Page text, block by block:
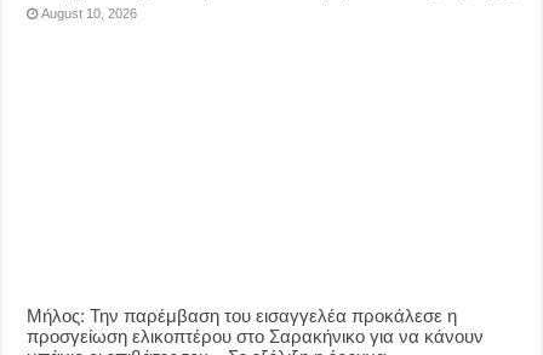
August 10, 2026
Μήλος: Την παρέμβαση του εισαγγελέα προκάλεσε η
προσγείωση ελικοπτέρου στο Σαρακήνικο για να κάνουν